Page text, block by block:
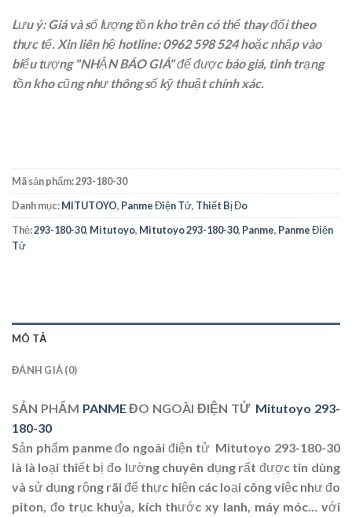
Lưu ý: Giá và số lượng tồn kho trên có thể thay đổi theo
thực tế. Xin liên hệ hotline: 0962 598 524hoặc nhấp vào
biểu tượng "NHẬN BÁO GIÁ" để được báo giá, tình trạng
tồn kho cũng như thông số kỹ thuật chính xác.
Mã sản phẩm:293-180-30
Danh mục:MITUTOYO, Panme Điện Tử, Thiết Bị Đo
Thẻ:293-180-30, Mitutoyo, Mitutoyo 293-180-30, Panme, Panme Điện
Tử
MÔ TẢ
ĐÁNH GIÁ (0)
SẢN PHẨM PANMEĐO NGOÀI ĐIỆN TỬMitutoyo 293-
180-30
Sản phẩm panme đo ngoài điện tử Mitutoyo 293-180-30
là là loại thiết bị đo lường chuyên dụng rất được tin dùng
và sử dụng rộng rãi để thực hiện các loại công việc như đo
piton, đo trục khuỷa, kích thước xy lanh, máy móc… với